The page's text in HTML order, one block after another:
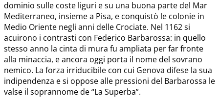
dominio sulle coste liguri e su una buona parte del Mar
Mediterraneo, insieme a Pisa, e conquistò le colonie in
Medio Oriente negli anni delle Crociate. Nel 1162 si
acuirono i contrasti con Federico Barbarossa: in quello
stesso anno la cinta di mura fu ampliata per far fronte
alla minaccia, e ancora oggi porta il nome del sovrano
nemico. La forza irriducibile con cui Genova difese la sua
indipendenza e si oppose alle pressioni del Barbarossa le
valse il soprannome de “La Superba”.